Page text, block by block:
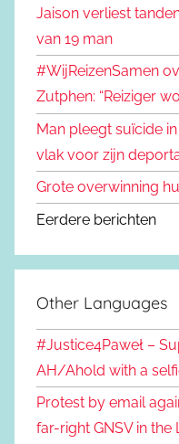
Jaison verliest
van 19 man
#WijReizenSamen
Zutphen: “Reiziger
Man pleegt suïcide
vlak voor zijn
Grote overwinning
Eerdere berichten
Other Languages
#Justice4Paweł –
AH/Ahold with a
Protest by email
far-right GNSV in